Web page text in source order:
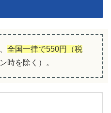
全国一律で550円（税
時を除く）。